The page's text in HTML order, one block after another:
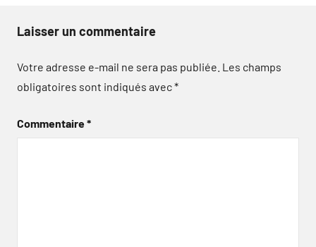
Laisser un commentaire
Votre adresse e-mail ne sera pas publiée. Les champs
obligatoires sont indiqués avec*
Commentaire*